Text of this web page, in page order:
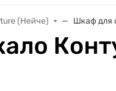
(Нейче) Шкаф для